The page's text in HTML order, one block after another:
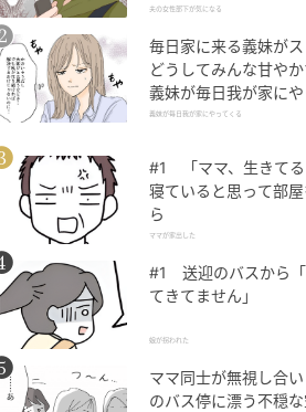
る（1）【夫婦の危機
夫の女性部下が気になる
毎日家に来る義妹が
どうしてみんな甘や
義妹が毎日我が家にや
（1）【義父母がシン
義妹が毎日我が家にやってくる
#1 「ママ、生きてる
寝ていると思って部
ら
ママが家出した
#1 送迎のバスから「
てきてません」
娘が拐われた
ママ同士が無視し合
のバス停に漂う不穏